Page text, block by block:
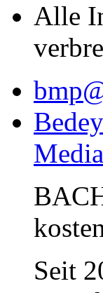
Alle
Seit